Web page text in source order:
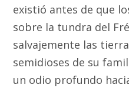
existió antes de que
sobre la tundra del
salvajemente las
semidioses de su
un odio profundo